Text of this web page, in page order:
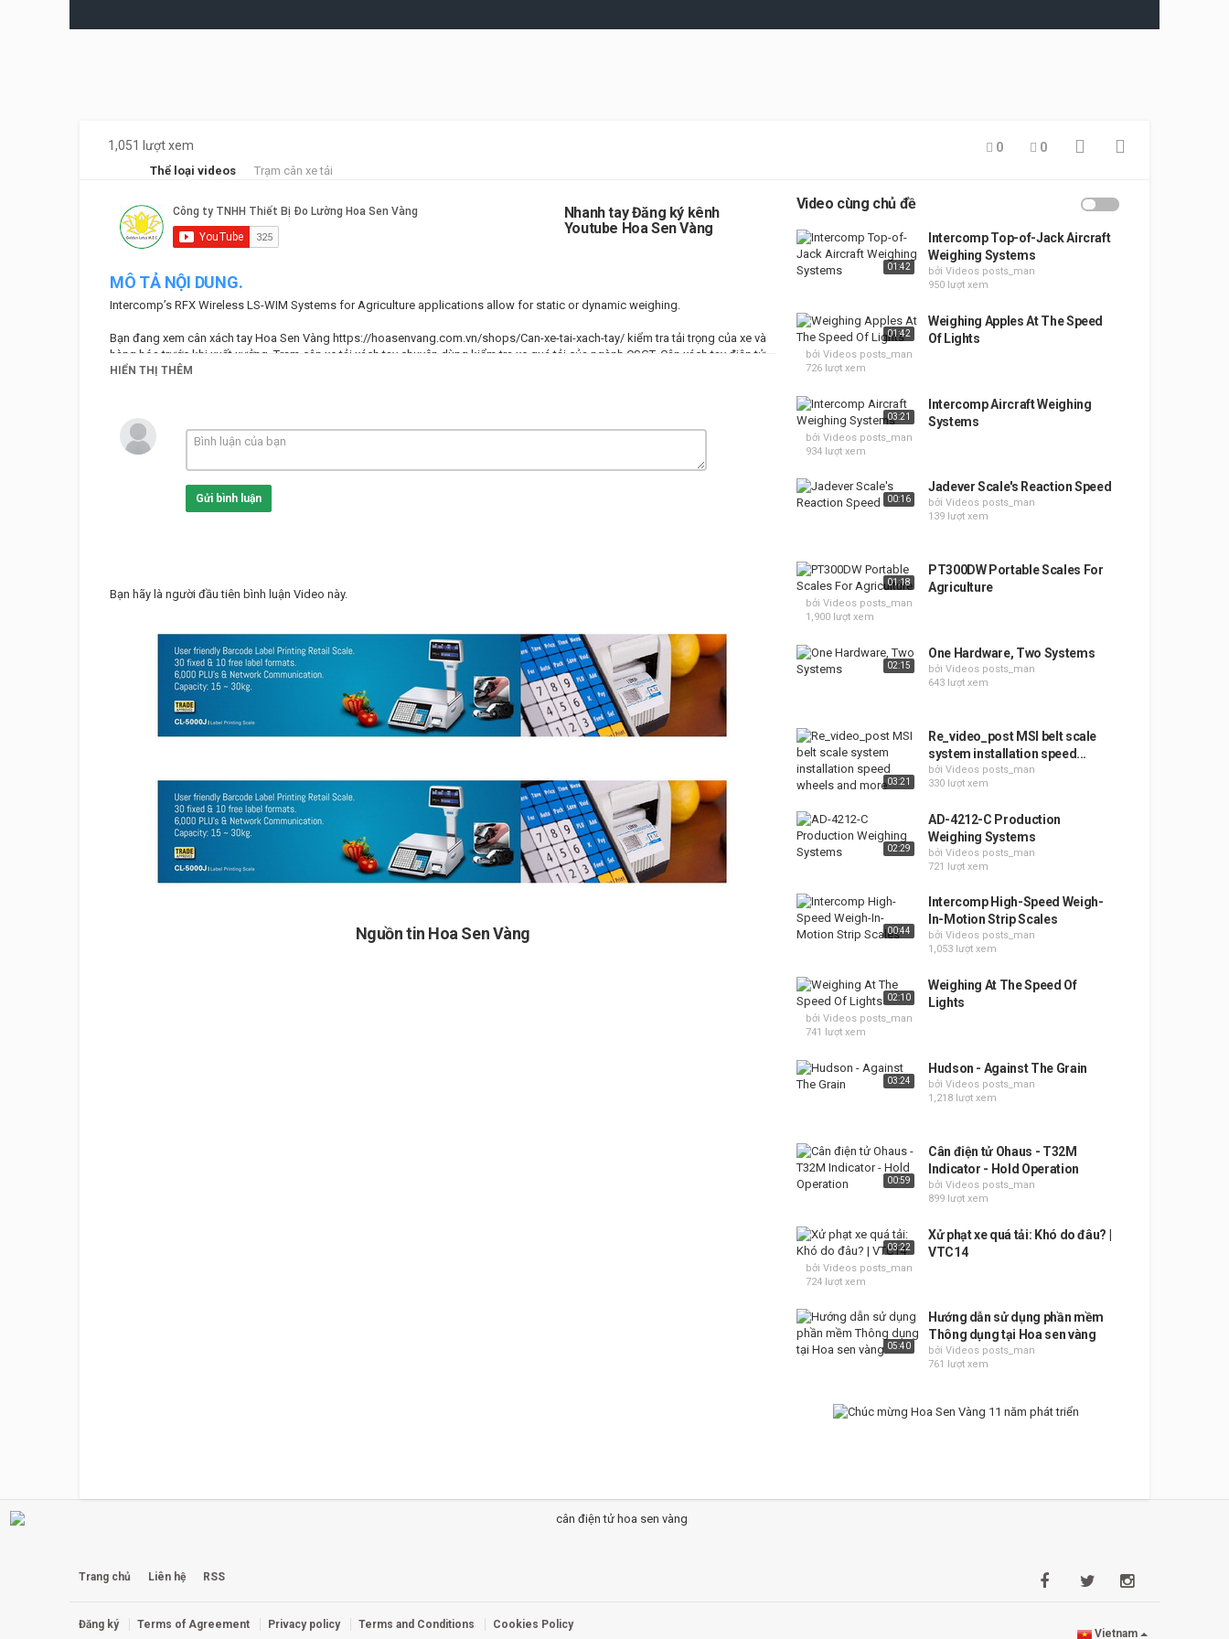
1,051 lượt xem
Thể loại videos Trạm cân xe tải
0 0
Nhanh tay Đăng ký kênh
Youtube Hoa Sen Vàng
MÔ TẢ NỘI DUNG.
Intercomp’s RFX Wireless LS-WIM Systems for Agriculture applications allow for static or dynamic weighing.
Bạn đang xem cân xách tay Hoa Sen Vàng https://hoasenvang.com.vn/shops/Can-xe-tai-xach-tay/ kiểm tra tải trọng của xe và
hàng hóa trước khi xuất xưởng. Trạm cân xe tải xách tay chuyên dùng kiểm tra xe quá tải của ngành CSGT. Cân xách tay điện tử
sử dụng cho tất cả các loại xe. Cân xe tải xách tay phù hợp cho việc kiểm tra tải trọng của xe và tải trọng hàng hóa được sử
Read more at:
Thể loại
Intercomp Company ,Intercomp weighing scales ,Intercomp Portable Scales ,Axle Scale
System ,
HIỂN THỊ THÊM
Gửi bình luận
Bạn hãy là người đầu tiên bình luận Video này.
Nguồn tin Hoa Sen Vàng
Video cùng chủ đề
01:42
Intercomp Top-of-Jack Aircraft
Weighing Systems
bởi Videos posts_man
950 lượt xem
01:42
Weighing Apples At The Speed
Of Lights
bởi Videos posts_man
726 lượt xem
03:21
Intercomp Aircraft Weighing
Systems
bởi Videos posts_man
934 lượt xem
00:16
Jadever Scale's Reaction Speed
bởi Videos posts_man
139 lượt xem
01:18
PT300DW Portable Scales For
Agriculture
bởi Videos posts_man
1,900 lượt xem
02:15
One Hardware, Two Systems
bởi Videos posts_man
643 lượt xem
03:21
Re_video_post MSI belt scale
system installation speed...
bởi Videos posts_man
330 lượt xem
02:29
AD-4212-C Production
Weighing Systems
bởi Videos posts_man
721 lượt xem
00:44
Intercomp High-Speed Weigh-
In-Motion Strip Scales
bởi Videos posts_man
1,053 lượt xem
02:10
Weighing At The Speed Of
Lights
bởi Videos posts_man
741 lượt xem
03:24
Hudson - Against The Grain
bởi Videos posts_man
1,218 lượt xem
00:59
Cân điện tử Ohaus - T32M
Indicator - Hold Operation
bởi Videos posts_man
899 lượt xem
03:22
Xử phạt xe quá tải: Khó do đâu? |
VTC14
bởi Videos posts_man
724 lượt xem
05:40
Hướng dẫn sử dụng phần mềm
Thông dụng tại Hoa sen vàng
bởi Videos posts_man
761 lượt xem
Trang chủ Liên hệ RSS
Đăng ký Terms of Agreement Privacy policy Terms and Conditions Cookies Policy
Vietnam